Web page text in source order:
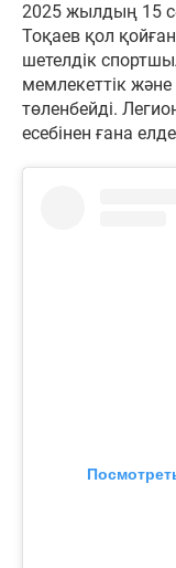
2025 жылдың 15
Тоқаев қол
шетелдік
мемлекеттік
төленбейді.
есебінен ғана